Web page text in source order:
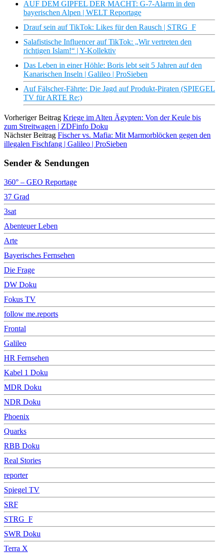
AUF DEM GIPFEL DER MACHT: G-7-Alarm in den
bayerischen Alpen | WELT Reportage
Drauf sein auf TikTok: Likes für den Rausch | STRG_F
Salafistische Influencer auf TikTok: „Wir vertreten den
richtigen Islam!“ | Y-Kollektiv
Das Leben in einer Höhle: Boris lebt seit 5 Jahren auf den
Kanarischen Inseln | Galileo | ProSieben
Auf Fälscher-Fährte: Die Jagd auf Produkt-Piraten (SPIEGEL
TV für ARTE Re:)
Vorheriger Beitrag Kriege im Alten Ägypten: Von der Keule bis
zum Streitwagen | ZDFinfo Doku
Nächster Beitrag Fischer vs. Mafia: Mit Marmorblöcken gegen den
illegalen Fischfang | Galileo | ProSieben
Sender & Sendungen
360° – GEO Reportage
37 Grad
3sat
Abenteuer Leben
Arte
Bayerisches Fernsehen
Die Frage
DW Doku
Fokus TV
follow me.reports
Frontal
Galileo
HR Fernsehen
Kabel 1 Doku
MDR Doku
NDR Doku
Phoenix
Quarks
RBB Doku
Real Stories
reporter
Spiegel TV
SRF
STRG_F
SWR Doku
Terra X